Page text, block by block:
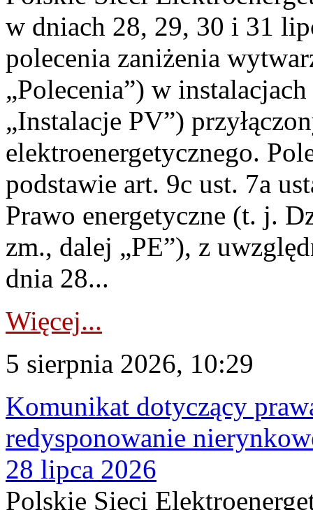
w dniach 28, 29, 30 i 31
polecenia zaniżenia
„Polecenia”) w
„Instalacje PV”)
elektroenergetycznego.
podstawie art. 9c ust. 7a
Prawo energetyczne (t. j.
zm., dalej „PE”), z
dnia 28...
Więcej...
5 sierpnia 2026, 10:29
Komunikat dotyczący
redysponowanie
28 lipca 2026
Polskie Sieci